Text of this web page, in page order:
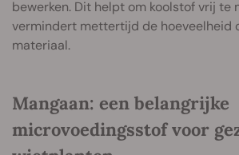
bewerken. Dit helpt om koolstof vrij te
vermindert mettertijd de hoeveelheid
materiaal.
Mangaan: een belangrijke
microvoedingsstof voor